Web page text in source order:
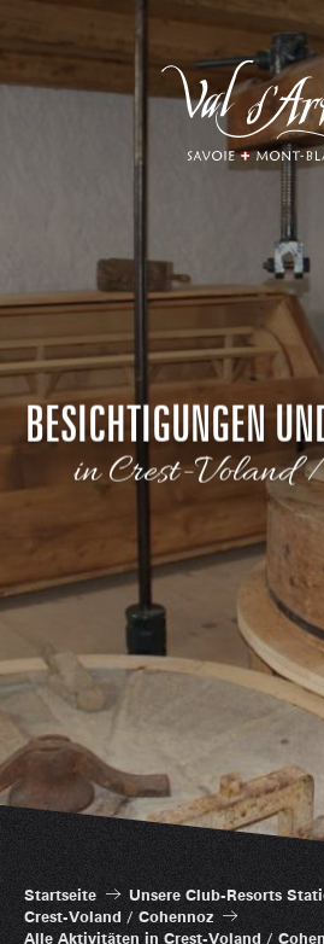
principal
BESICHTIGUNGEN
in Crest-Voland
Startseite
Unsere Club-Resorts
Crest-Voland / Cohennoz
Alle Aktivitäten in Crest-Voland /